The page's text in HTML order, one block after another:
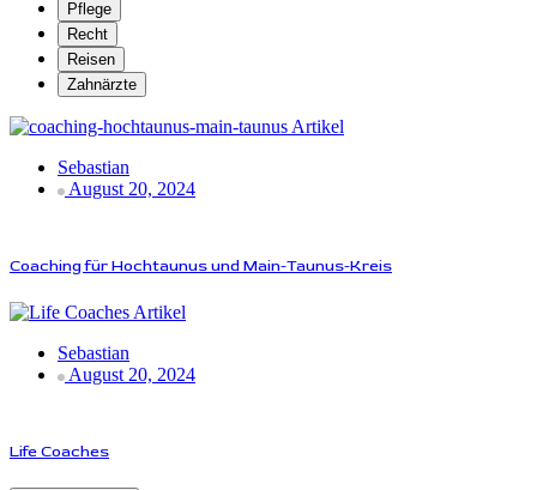
Pflege
Recht
Reisen
Zahnärzte
Artikel
Sebastian
August 20, 2024
Coaching für Hochtaunus und Main-Taunus-Kreis
Artikel
Sebastian
August 20, 2024
Life Coaches